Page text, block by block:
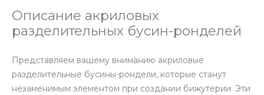
Описание акриловых
разделительных бусин-ронделей
Представляем вашему вниманию акриловые
разделительные бусины-рондели, которые станут
незаменимым элементом при создании бижутерии. Эти